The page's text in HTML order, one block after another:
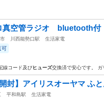
空管ラジオ bluetooth
市 川西能勢口駅 生活家電
可
線コード及びヒューズ交換済で安心です。 ガ
封】アイリスオーヤマ ふ
平和島駅 生活家電